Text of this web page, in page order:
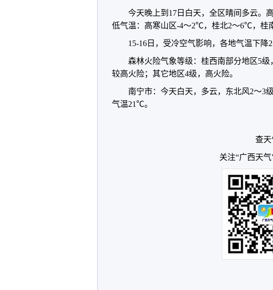
今天晚上到17日白天，全区晴间多云。
低气温：高寒山区-4～2℃，桂北2～6℃，桂
15-16日，受冷空气影响，各地气温下降
森林火险气象等级：桂西南部分地区5级
较高火险；其它地区4级，高火险。
南宁市：今天白天，多云，东北风2～3
气温21℃。
查天
关注“广西天